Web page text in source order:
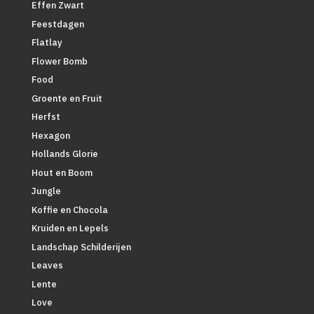
Effen Zwart
Feestdagen
Flatlay
Flower Bomb
Food
Groente en Fruit
Herfst
Hexagon
Hollands Glorie
Hout en Boom
Jungle
Koffie en Chocola
Kruiden en Lepels
Landschap Schilderijen
Leaves
Lente
Love